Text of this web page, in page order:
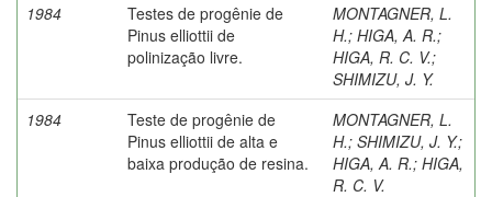
1984
Testes de progênie de
Pinus elliottii de
polinização livre.
MONTAGNER, L.
H.; HIGA, A. R.;
HIGA, R. C. V.;
SHIMIZU, J. Y.
1984
Teste de progênie de
Pinus elliottii de alta e
baixa produção de resina.
MONTAGNER, L.
H.; SHIMIZU, J. Y.;
HIGA, A. R.; HIGA,
R. C. V.